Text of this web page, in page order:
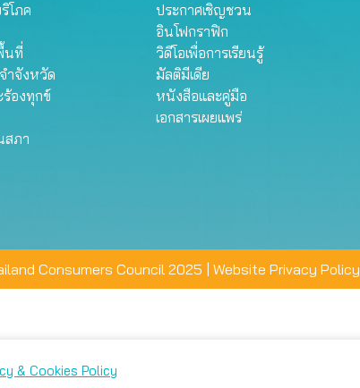
โภค
นที่
ำจังหวัด
ร้องทุกข์
สภา
ประกาศเชิญชวน
อินโฟกราฟิก
วิดีโอเพื่อการเรียนรู้
มัลติมีเดีย
หนังสือและคู่มือ
เอกสารเผยแพร่
Consumers Council 2025 | Website Privacy Policy
& Cookies Policy
อกตั้งค่าความเป็นส่วนตัวได้